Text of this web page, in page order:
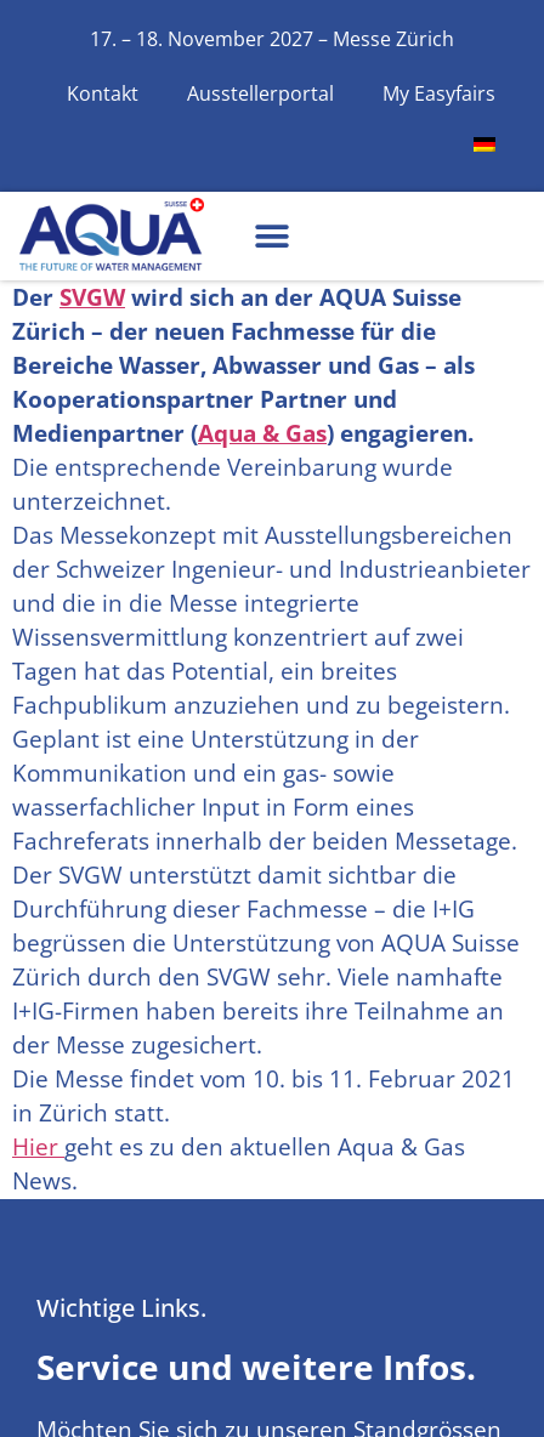
17. – 18. November 2027 – Messe Zürich
Kontakt Ausstellerportal My Easyfairs
DerSVGWwird sich an der AQUA Suisse
Zürich – der neuen Fachmesse für die
Bereiche Wasser, Abwasser und Gas – als
Kooperationspartner Partner und
Medienpartner (Aqua & Gas) engagieren.
Die entsprechende Vereinbarung wurde
unterzeichnet.
Das Messekonzept mit Ausstellungsbereichen
der Schweizer Ingenieur- und Industrieanbieter
und die in die Messe integrierte
Wissensvermittlung konzentriert auf zwei
Tagen hat das Potential, ein breites
Fachpublikum anzuziehen und zu begeistern.
Geplant ist eine Unterstützung in der
Kommunikation und ein gas- sowie
wasserfachlicher Input in Form eines
Fachreferats innerhalb der beiden Messetage.
Der SVGW unterstützt damit sichtbar die
Durchführung dieser Fachmesse – die I+IG
begrüssen die Unterstützung von AQUA Suisse
Zürich durch den SVGW sehr. Viele namhafte
I+IG-Firmen haben bereits ihre Teilnahme an
der Messe zugesichert.
Die Messe findet vom 10. bis 11. Februar 2021
in Zürich statt.
Hier geht es zu den aktuellen Aqua & Gas
News.
Wichtige Links.
Service und weitere Infos.
Möchten Sie sich zu unseren Standgrössen